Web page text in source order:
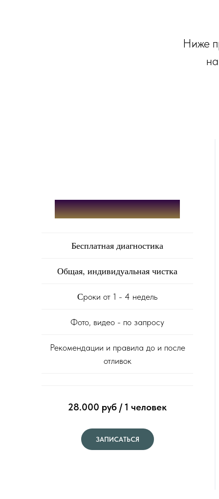
Ниже
Тариф минимальный
Бесплатная диагностика
Общая, индивидуальная чистка
Сроки от 1 - 4 недель
Фото, видео - по запросу
Рекомендации и правила до и после
отливок
28.000 руб / 1 человек
ЗАПИСАТЬСЯ